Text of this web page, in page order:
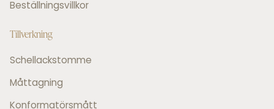
Beställningsvillkor
Tillverkning
Schellackstomme
Måttagning
Konformatörsmått